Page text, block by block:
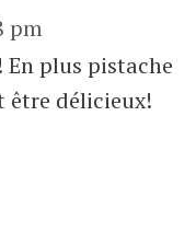
pm
En plus pistache
être délicieux!